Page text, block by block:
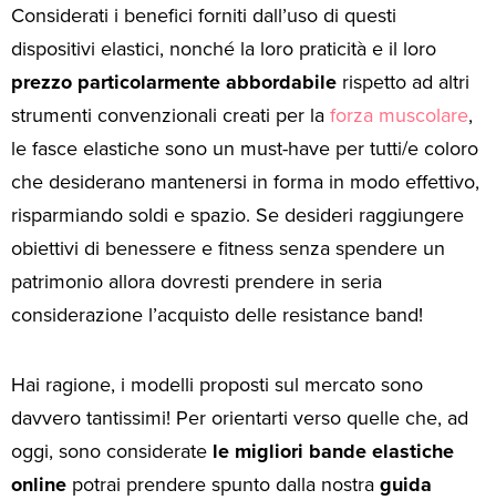
Considerati i benefici forniti dall’uso di questi
dispositivi elastici, nonché la loro praticità e il loro
prezzo particolarmente abbordabile rispetto ad altri
strumenti convenzionali creati per la forza muscolare,
le fasce elastiche sono un must-have per tutti/e coloro
che desiderano mantenersi in forma in modo effettivo,
risparmiando soldi e spazio. Se desideri raggiungere
obiettivi di benessere e fitness senza spendere un
patrimonio allora dovresti prendere in seria
considerazione l’acquisto delle resistance band!
Hai ragione, i modelli proposti sul mercato sono
davvero tantissimi! Per orientarti verso quelle che, ad
oggi, sono considerate le migliori bande elastiche
online potrai prendere spunto dalla nostra guida